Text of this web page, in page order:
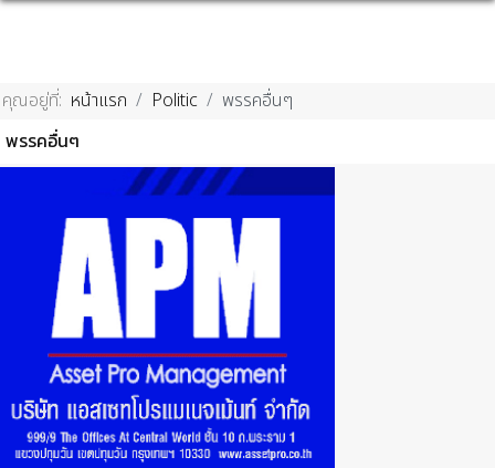
คุณอยู่ที่: หน้าแรก Politic
พรรคอื่นๆ
พรรคอื่นๆ